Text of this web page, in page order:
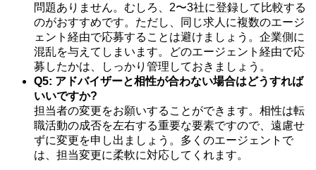
問題ありません。むしろ、2〜3社に登録して比較する
のがおすすめです。ただし、同じ求人に複数のエージ
ェント経由で応募することは避けましょう。企業側に
混乱を与えてしまいます。どのエージェント経由で応
募したかは、しっかり管理しておきましょう。
Q5: アドバイザーと相性が合わない場合はどうすれば
いいですか?
担当者の変更をお願いすることができます。相性は転
職活動の成否を左右する重要な要素ですので、遠慮せ
ずに変更を申し出ましょう。多くのエージェントで
は、担当変更に柔軟に対応してくれます。